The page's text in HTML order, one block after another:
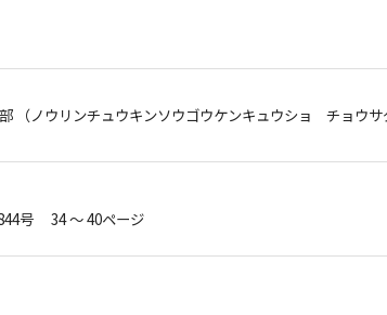
ノウリンチュウキンソウゴウケンキュウショ チョウサ
号 34 ～ 40ページ